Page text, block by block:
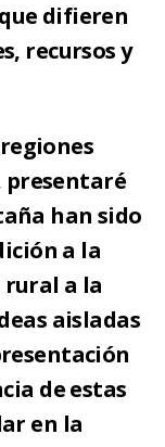
difieren
recursos y
presentaré
han sido
a la
rural a la
aisladas
de estas
en la